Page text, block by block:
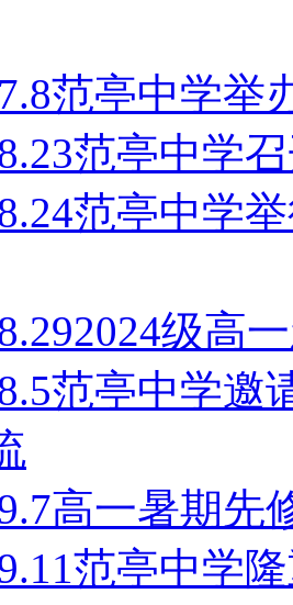
范亭中学举
范亭中学
范亭中学
级高
范亭中学邀
高一暑期先
范亭中学